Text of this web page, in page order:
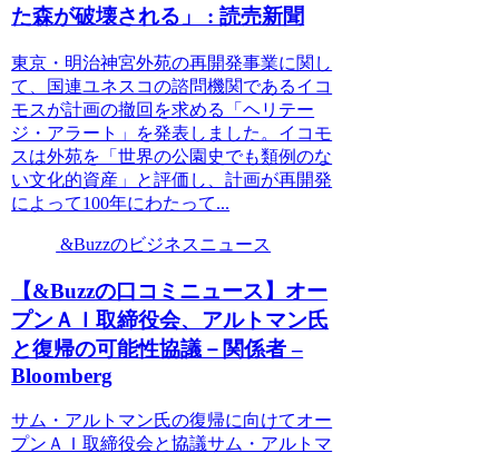
た森が破壊される」 : 読売新聞
東京・明治神宮外苑の再開発事業に関し
て、国連ユネスコの諮問機関であるイコ
モスが計画の撤回を求める「ヘリテー
ジ・アラート」を発表しました。イコモ
スは外苑を「世界の公園史でも類例のな
い文化的資産」と評価し、計画が再開発
によって100年にわたって...
&Buzzのビジネスニュース
【&Buzzの口コミニュース】オー
プンＡＩ取締役会、アルトマン氏
と復帰の可能性協議－関係者 –
Bloomberg
サム・アルトマン氏の復帰に向けてオー
プンＡＩ取締役会と協議サム・アルトマ